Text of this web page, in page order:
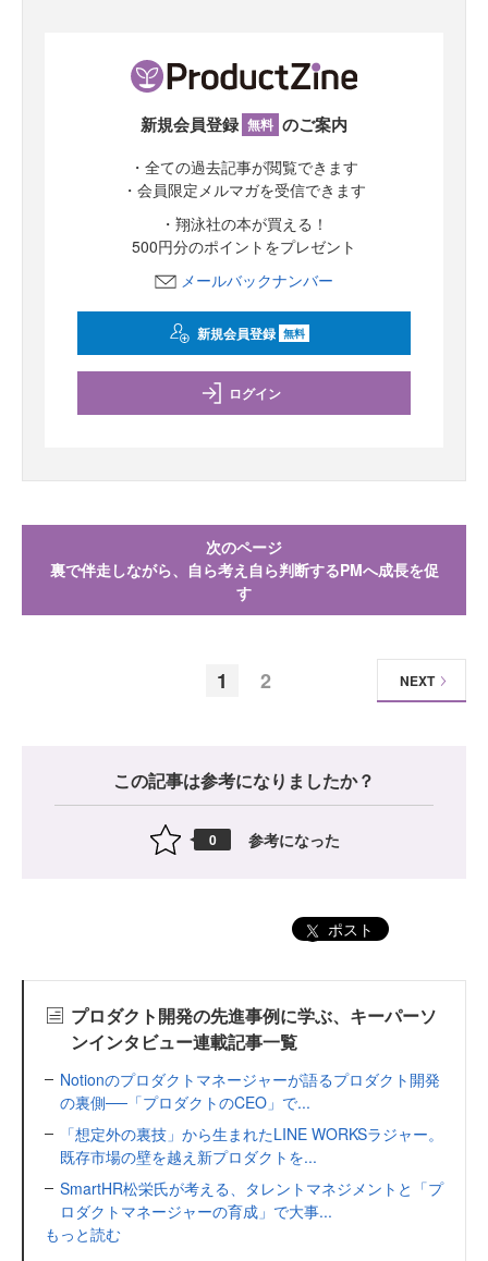
新規会員登録 無料 のご案内
・全ての過去記事が閲覧できます
・会員限定メルマガを受信できます
・翔泳社の本が買える！
500円分のポイントをプレゼント
メールバックナンバー
新規会員登録 無料
ログイン
次のページ
裏で伴走しながら、自ら考え自ら判断するPMへ成長を促
す
1 2 NEXT
この記事は参考になりましたか？
0 参考になった
ポスト
プロダクト開発の先進事例に学ぶ、キーパーソ
ンインタビュー連載記事一覧
Notionのプロダクトマネージャーが語るプロダクト開発
の裏側──「プロダクトのCEO」で...
「想定外の裏技」から生まれたLINE WORKSラジャー。
既存市場の壁を越え新プロダクトを...
SmartHR松栄氏が考える、タレントマネジメントと「プ
ロダクトマネージャーの育成」で大事...
もっと読む